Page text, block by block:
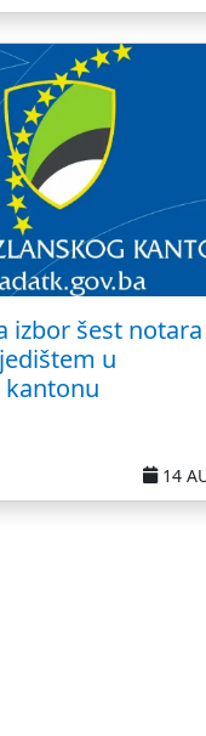
izbor šest
u
kantonu
14